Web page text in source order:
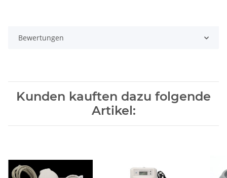
Bewertungen
Kunden kauften dazu folgende
Artikel: